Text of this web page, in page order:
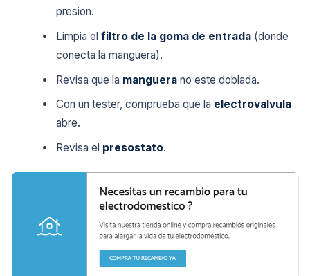
presion.
Limpia elfiltro de la goma de entrada (donde
conecta la manguera).
Revisa que la manguera no este doblada.
Con un tester, comprueba que la electrovalvula
abre.
Revisa el presostato.